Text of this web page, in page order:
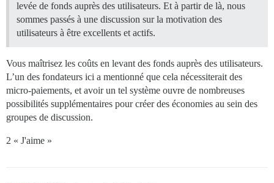
levée de fonds auprès des utilisateurs. Et à partir de là, nous
sommes passés à une discussion sur la motivation des
utilisateurs à être excellents et actifs.
Vous maîtrisez les coûts en levant des fonds auprès des utilisateurs.
L’un des fondateurs ici a mentionné que cela nécessiterait des
micro-paiements, et avoir un tel système ouvre de nombreuses
possibilités supplémentaires pour créer des économies au sein des
groupes de discussion.
2 « J'aime »